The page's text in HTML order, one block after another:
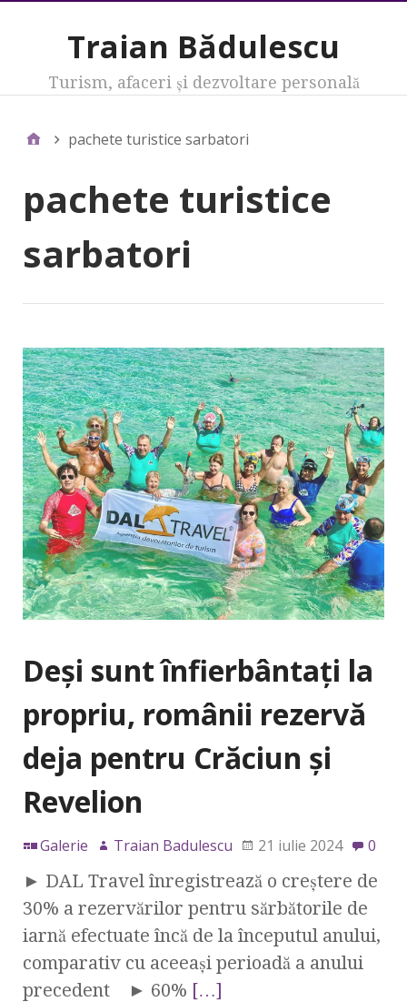
Traian Bădulescu
Turism, afaceri şi dezvoltare personală
pachete turistice sarbatori
pachete turistice
sarbatori
Deși sunt înfierbântați la
propriu, românii rezervă
deja pentru Crăciun și
Revelion
Galerie Traian Badulescu 21 iulie 2024 0
► DAL Travel înregistrează o creștere de
30% a rezervărilor pentru sărbătorile de
iarnă efectuate încă de la începutul anului,
comparativ cu aceeași perioadă a anului
precedent ► 60% […]